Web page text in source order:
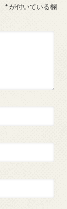
*が付いている欄